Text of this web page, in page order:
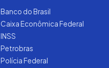
Banco do Brasil
Caixa Econômica Federal
INSS
Petrobras
Polícia Federal